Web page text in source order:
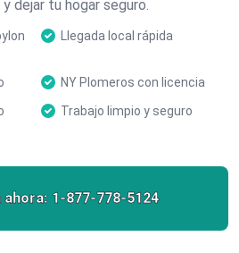
dejar tu hogar seguro.
Llegada local rápida
NY Plomeros con licencia
Trabajo limpio y seguro
ahora: 1-877-778-5124